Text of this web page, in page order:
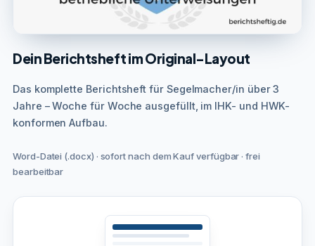
Dein Berichtsheft im Original-Layout
Das komplette Berichtsheft für Segelmacher/in über 3
Jahre – Woche für Woche ausgefüllt, im IHK- und HWK-
konformen Aufbau.
Word-Datei (.docx) · sofort nach dem Kauf verfügbar · frei
bearbeitbar